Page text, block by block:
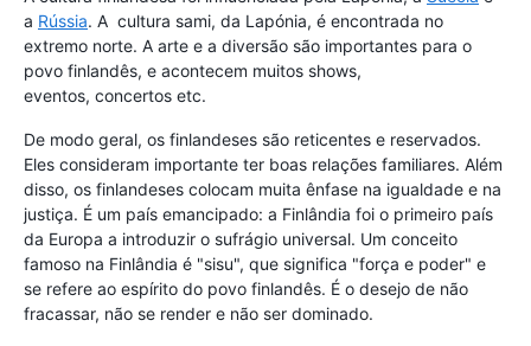
a Rússia. A cultura sami, da Lapónia, é encontrada no
extremo norte. A arte e a diversão são importantes para o
povo finlandês, e acontecem muitos shows,
eventos, concertos etc.
De modo geral, os finlandeses são reticentes e reservados.
Eles consideram importante ter boas relações familiares. Além
disso, os finlandeses colocam muita ênfase na igualdade e na
justiça. É um país emancipado: a Finlândia foi o primeiro país
da Europa a introduzir o sufrágio universal. Um conceito
famoso na Finlândia é "sisu", que significa "força e poder" e
se refere ao espírito do povo finlandês. É o desejo de não
fracassar, não se render e não ser dominado.